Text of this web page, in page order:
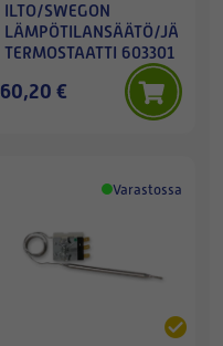
ILTO/SWEGON
LÄMPÖTILANSÄÄTÖ/
TERMOSTAATTI 603301
60,20 €
Varastossa